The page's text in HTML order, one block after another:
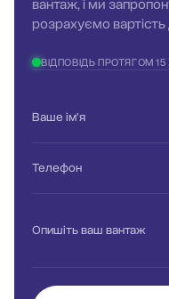
вантаж, і ми
розрахуємо
ВІДПОВІДЬ ПРОТЯГОМ
Ваше ім'я
Телефон
Опишіть ваш вантаж